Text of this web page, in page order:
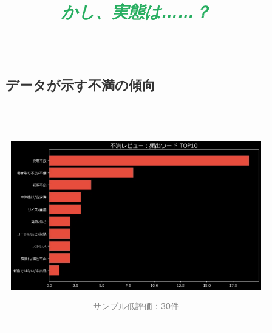
かし、実態は……？
データが示す不満の傾向
サンプル低評価：30件